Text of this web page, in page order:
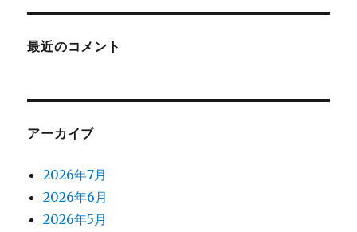
最近のコメント
アーカイブ
2026年7月
2026年6月
2026年5月